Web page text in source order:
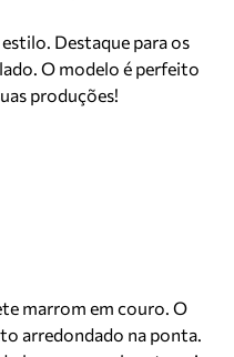
Destaque para os
O modelo é perfeito
produções!
marrom em couro. O
arredondado na ponta.